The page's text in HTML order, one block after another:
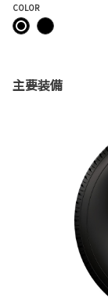
COLOR
主要装備